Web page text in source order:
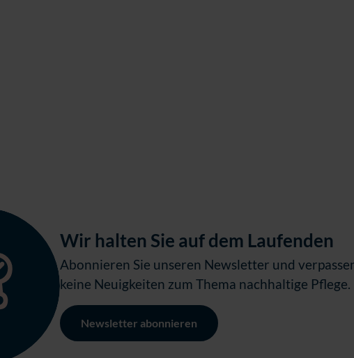
Wir halten Sie auf dem Laufenden
Abonnieren Sie unseren Newsletter und
keine Neuigkeiten zum Thema nachhaltige Pflege.
Newsletter abonnieren